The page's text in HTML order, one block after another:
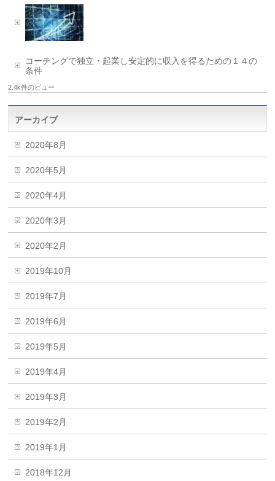
コーチングで独立・起業し安定的に収入を得るための１４の
条件
2.4k件のビュー
アーカイブ
2020年8月
2020年5月
2020年4月
2020年3月
2020年2月
2019年10月
2019年7月
2019年6月
2019年5月
2019年4月
2019年3月
2019年2月
2019年1月
2018年12月